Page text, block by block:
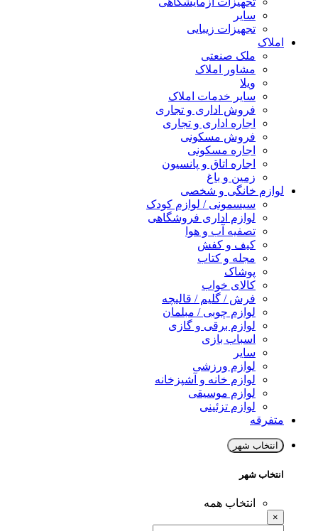
سایر
تجهیزات زیبایی
املاک
ملک صنعتی
مشاور املاک
ویلا
سایر خدمات املاک
فروش اداری و تجاری
اجاره اداری و تجاری
فروش مسکونی
اجاره مسکونی
اجاره اتاق و پانسیون
زمین و باغ
لوازم خانگی و شخصی
سیسمونی / لوازم کودک
لوازم اداری فروشگاهی
تصفیه آب و هوا
کیف و کفش
مجله و کتاب
پوشاک
کالای خواب
فرش / گلیم / قالیچه
لوازم چوبی / مبلمان
لوازم برقی و گازی
اسباب بازی
سایر
لوازم ورزشی
لوازم خانه و آشپزخانه
لوازم موسیقی
لوازم تزئینی
متفرقه
انتخاب شهر
انتخاب شهر
انتخاب همه
×